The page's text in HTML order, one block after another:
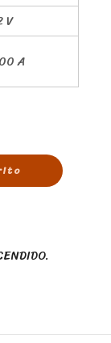
V
A